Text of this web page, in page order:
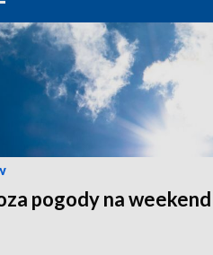
pogody na weekend